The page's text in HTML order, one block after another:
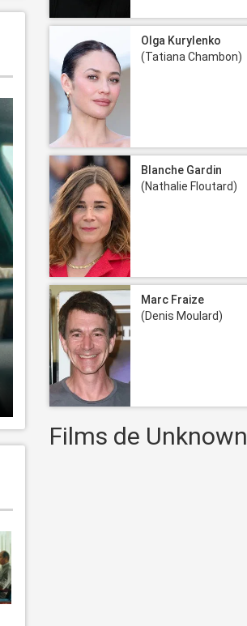
Olga Kurylenko
(Tatiana Chambon)
Blanche Gardin
(Nathalie Floutard)
Marc Fraize
(Denis Moulard)
Films de Unknown